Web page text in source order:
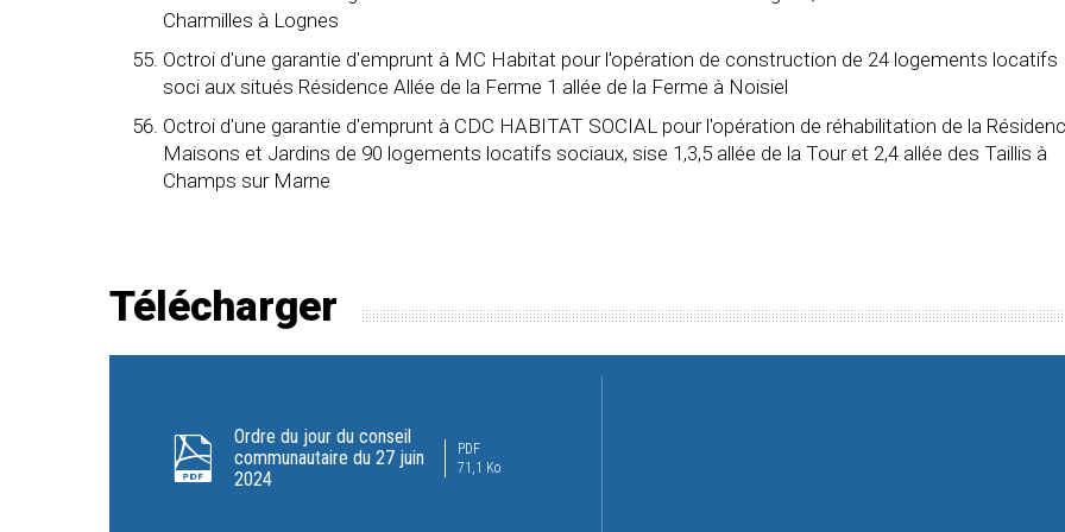
Charmilles à Lognes
Octroi d'une garantie d'emprunt à MC Habitat pour l'opération de construction de 24 logements locatifs
soci aux situés Résidence Allée de la Ferme 1 allée de la Ferme à Noisiel
Octroi d'une garantie d'emprunt à CDC HABITAT SOCIAL pour l'opération de réhabilitation de la
Maisons et Jardins de 90 logements locatifs sociaux, sise 1,3,5 allée de la Tour et 2,4 allée des Taillis à
Champs sur Marne
Télécharger
Ordre du jour du conseil
communautaire du 27 juin
2024
PDF
71,1 Ko